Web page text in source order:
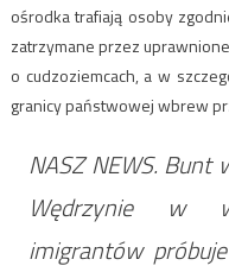
ośrodka trafiają osoby
zatrzymane przez
o cudzoziemcach, a w
granicy państwowej wbrew
NASZ NEWS.
Wędrzynie w
imigrantów